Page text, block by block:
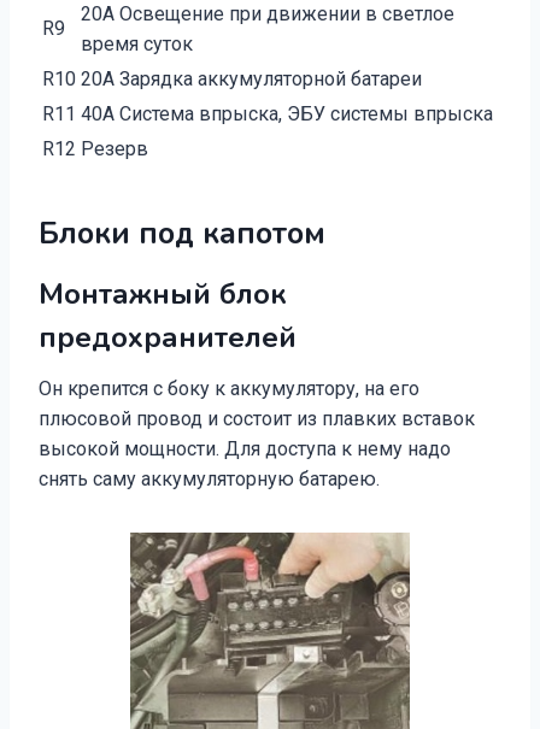
R9
20А Освещение при движении в светлое
время суток
R10 20А Зарядка аккумуляторной батареи
R11 40А Система впрыска, ЭБУ системы впрыска
R12 Резерв
Блоки под капотом
Монтажный блок
предохранителей
Он крепится с боку к аккумулятору, на его
плюсовой провод и состоит из плавких вставок
высокой мощности. Для доступа к нему надо
снять саму аккумуляторную батарею.